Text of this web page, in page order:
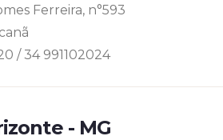
Ferreira, n°593
/ 34 991102024
- MG